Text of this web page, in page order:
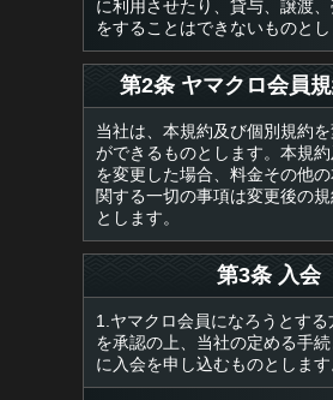
に利用させたり、貸与、譲渡
をすることはできないものとし
第2条 ヤマクロ会員
当社は、本規約及び個別規約
ができるものとします。本規
を変更した場合、料金その他
関する一切の事項は変更後の
とします。
第3条 入会
1.ヤマクロ会員になろうとする
を承認の上、当社の定める手
に入会を申し込むものとします